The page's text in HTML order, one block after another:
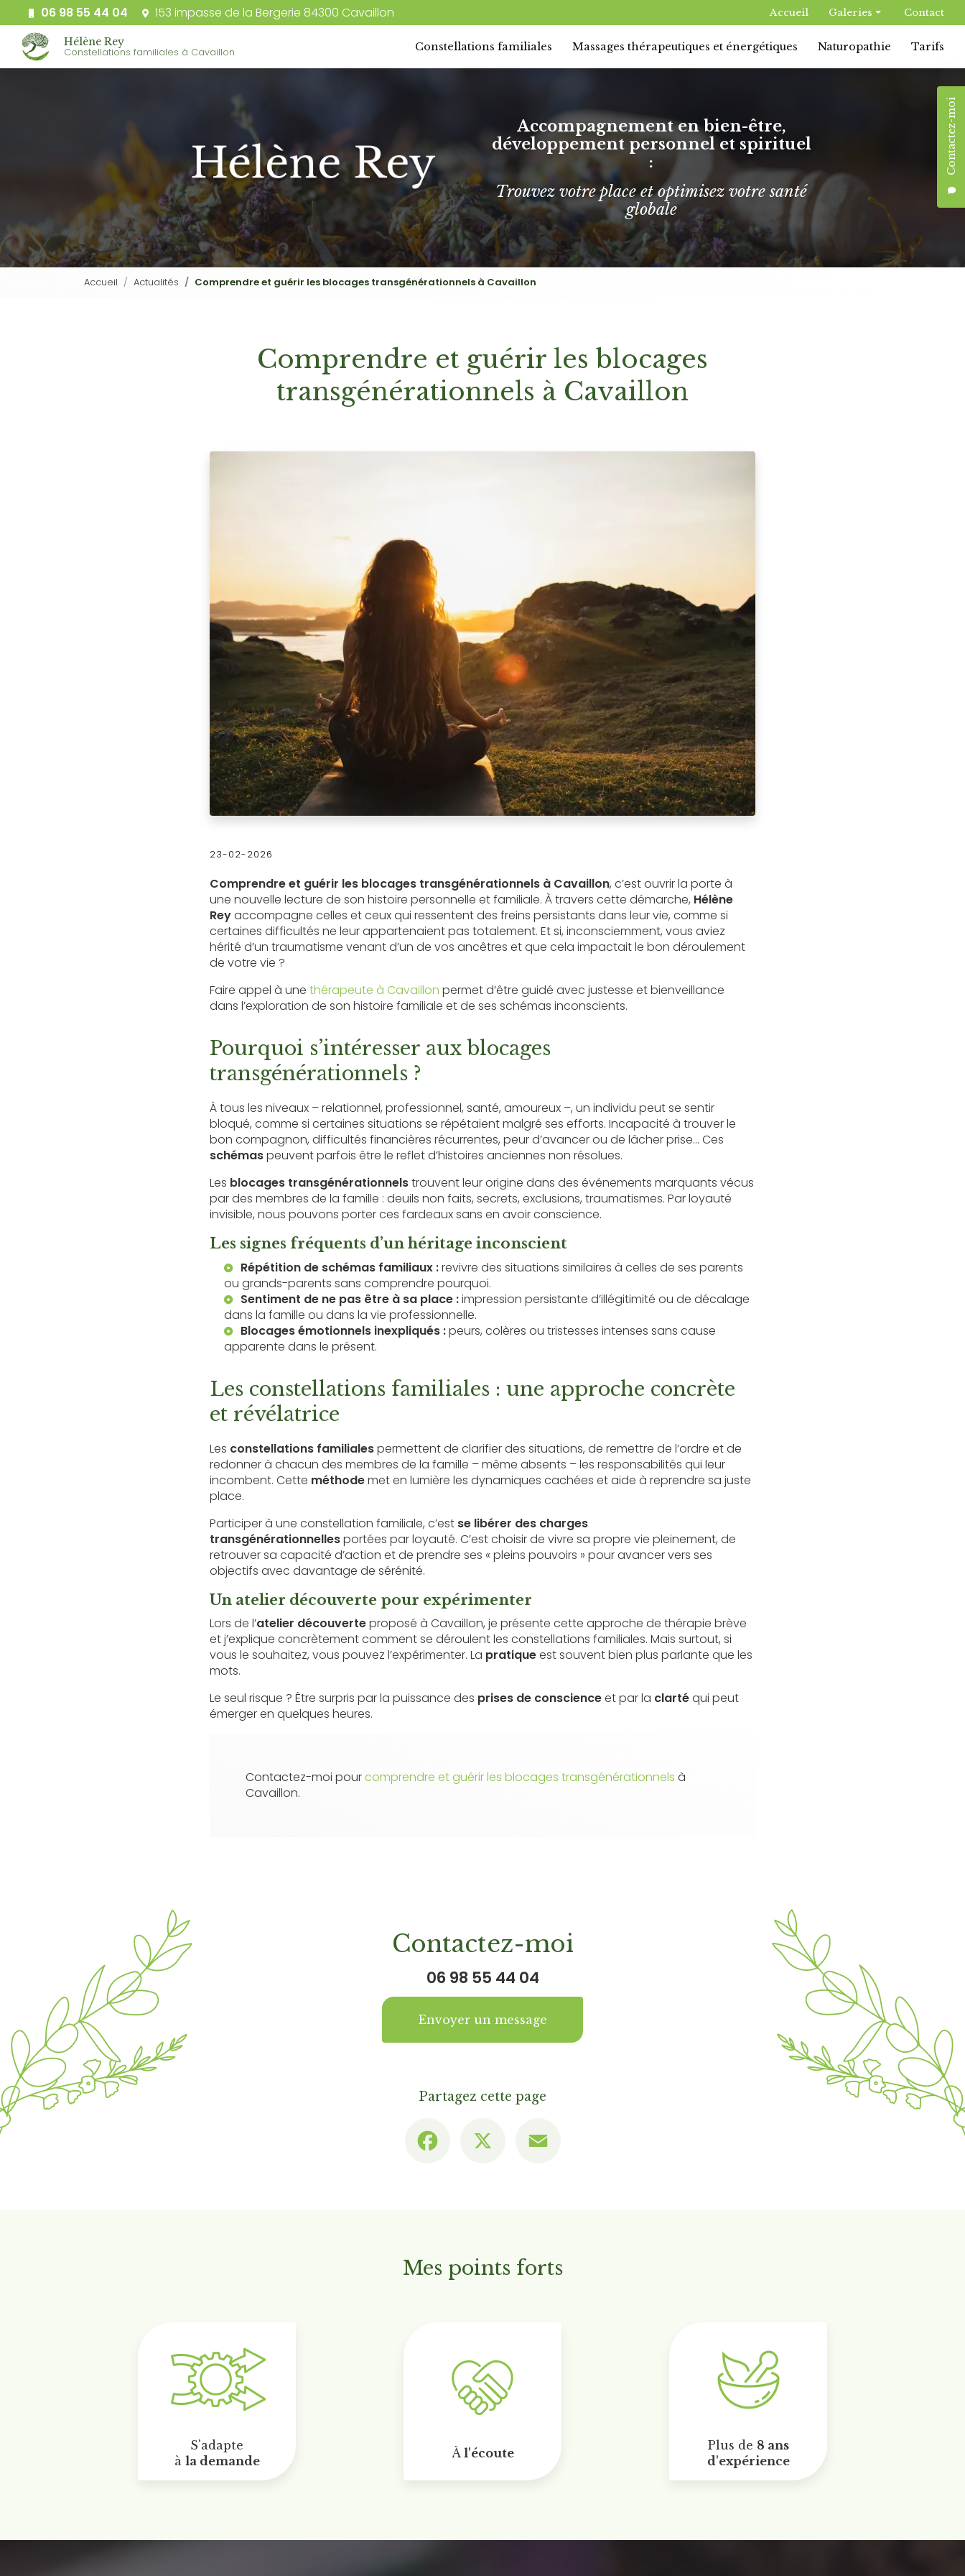
au
contenu
principal
06 98 55 44 04 153 impasse de la Bergerie 84300 Cavaillon
Hélène Rey
Constellations familiales à Cavaillon
Contactez-moi
Accueil Galeries Contact
Constellations familiales Massages thérapeutiques et énergétiques Naturopathie Tarifs
Accompagnement en bien-être,
développement personnel et spirituel
:
Trouvez votre place et optimisez votre santé
globale
Accueil Actualités Comprendre et guérir les blocages transgénérationnels à Cavaillon
Comprendre et guérir les blocages
transgénérationnels à Cavaillon
23-02-2026
Comprendre et guérir les blocages transgénérationnels à Cavaillon, c’est ouvrir la porte à
une nouvelle lecture de son histoire personnelle et familiale. À travers cette démarche, Hélène
Reyaccompagne celles et ceux qui ressentent des freins persistants dans leur vie, comme si
certaines difficultés ne leur appartenaient pas totalement. Et si, inconsciemment, vous aviez
hérité d’un traumatisme venant d’un de vos ancêtres et que cela impactait le bon déroulement
de votre vie ?
Faire appel à une thérapeute à Cavaillon permet d’être guidé avec justesse et bienveillance
dans l’exploration de son histoire familiale et de ses schémas inconscients.
Pourquoi s’intéresser aux blocages
transgénérationnels ?
À tous les niveaux – relationnel, professionnel, santé, amoureux –, un individu peut se sentir
bloqué, comme si certaines situations se répétaient malgré ses efforts. Incapacité à trouver le
bon compagnon, difficultés financières récurrentes, peur d’avancer ou de lâcher prise… Ces
schémaspeuvent parfois être le reflet d’histoires anciennes non résolues.
Les blocages transgénérationnelstrouvent leur origine dans des événements marquants vécus
par des membres de la famille : deuils non faits, secrets, exclusions, traumatismes. Par loyauté
invisible, nous pouvons porter ces fardeaux sans en avoir conscience.
Les signes fréquents d’un héritage inconscient
Répétition de schémas familiaux :revivre des situations similaires à celles de ses parents
ou grands-parents sans comprendre pourquoi.
Sentiment de ne pas être à sa place :impression persistante d’illégitimité ou de décalage
dans la famille ou dans la vie professionnelle.
Blocages émotionnels inexpliqués :peurs, colères ou tristesses intenses sans cause
apparente dans le présent.
Les constellations familiales : une approche concrète
et révélatrice
Les constellations familialespermettent de clarifier des situations, de remettre de l’ordre et de
redonner à chacun des membres de la famille – même absents – les responsabilités qui leur
incombent. Cette méthodemet en lumière les dynamiques cachées et aide à reprendre sa juste
place.
Participer à une constellation familiale, c’est se libérer des charges
transgénérationnellesportées par loyauté. C’est choisir de vivre sa propre vie pleinement, de
retrouver sa capacité d’action et de prendre ses « pleins pouvoirs » pour avancer vers ses
objectifs avec davantage de sérénité.
Un atelier découverte pour expérimenter
Lors de l’atelier découverteproposé à Cavaillon, je présente cette approche de thérapie brève
et j’explique concrètement comment se déroulent les constellations familiales. Mais surtout, si
vous le souhaitez, vous pouvez l’expérimenter. La pratiqueest souvent bien plus parlante que les
mots.
Le seul risque ? Être surpris par la puissance des prises de conscienceet par la clartéqui peut
émerger en quelques heures.
Contactez-moi pourcomprendre et guérir les blocages transgénérationnels à
Cavaillon.
Contactez-moi
06 98 55 44 04
Envoyer un message
Partagez cette page
Mes points forts
S'adapte
à la demande
Àl'écoute
Plus de 8 ans
d'expérience